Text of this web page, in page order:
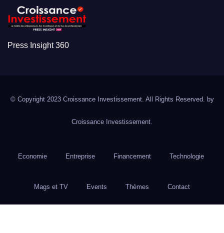
Press Insight 360
© Copyright 2023 Croissance Investissement. All Rights Reserved. by
Croissance Investissement.
Economie Entreprise Financement Technologie
Mags et TV Events Thèmes Contact